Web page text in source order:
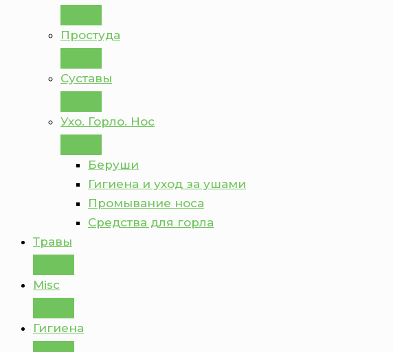
Простуда
Суставы
Ухо. Горло. Нос
Беруши
Гигиена и уход за ушами
Промывание носа
Средства для горла
Травы
Misc
Гигиена